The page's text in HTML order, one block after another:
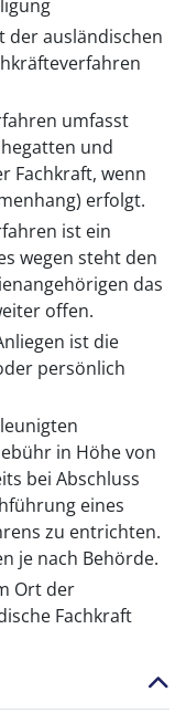
der ausländischen
umfasst
und
Fachkraft, wenn
erfolgt.
ist ein
wegen steht den
das
offen.
ist die
persönlich
in Höhe von
bei Abschluss
eines
zu entrichten.
je nach Behörde.
Ort der
Fachkraft